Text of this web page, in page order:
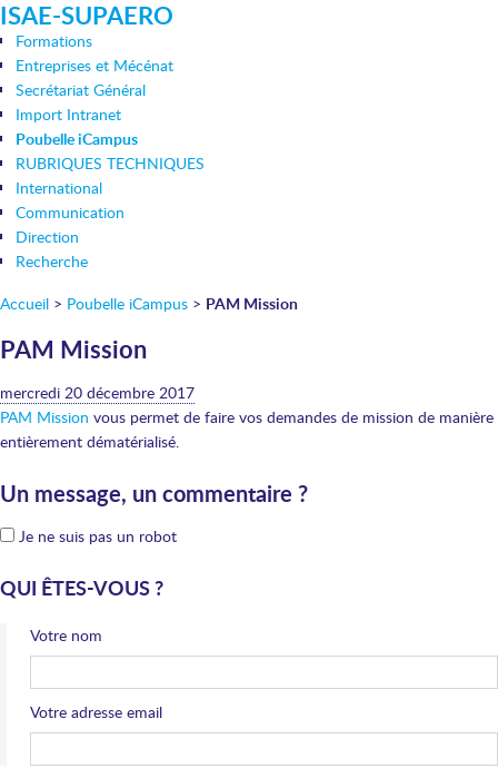
ISAE-SUPAERO
Formations
Entreprises et Mécénat
Secrétariat Général
Import Intranet
Poubelle iCampus
RUBRIQUES TECHNIQUES
International
Communication
Direction
Recherche
Accueil > Poubelle iCampus > PAM Mission
PAM Mission
mercredi 20 décembre 2017
PAM Mission vous permet de faire vos demandes de mission de manière
entièrement dématérialisé.
Un message, un commentaire ?
Je ne suis pas un robot
QUI ÊTES-VOUS ?
Votre nom
Votre adresse email